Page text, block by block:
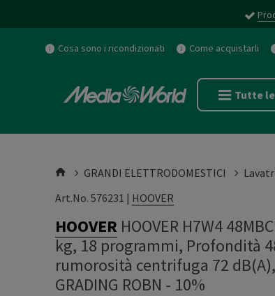
Cosa sono i ricondizionati Come acquistarli
Tutte
GRANDI ELETTRODOMESTICI
Art.No. 576231 | HOOVER
HOOVER HOOVER H7W4
kg, 18 programmi, Profondità
rumorosità centrifuga 72 dB(A),
GRADING ROBN - 10%